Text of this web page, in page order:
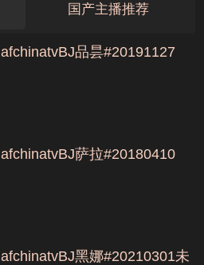
国产主播推荐
afchinatvBJ品昙#20191127
afchinatvBJ萨拉#20180410
afchinatvBJ黑娜#20210301未